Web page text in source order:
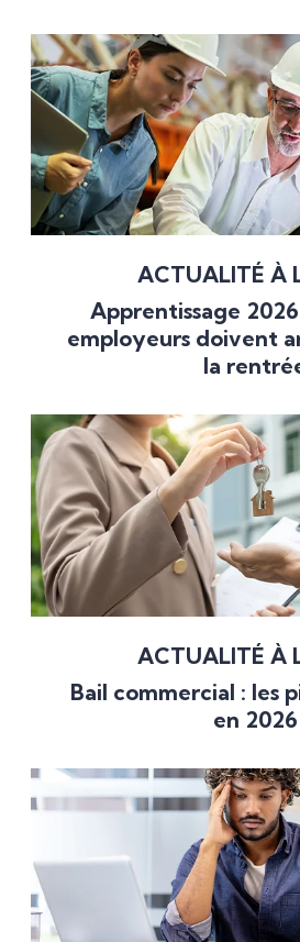
ACTUALITÉ À
Apprentissage
employeurs doivent
la
ACTUALITÉ À
Bail commercial : les
en 2026